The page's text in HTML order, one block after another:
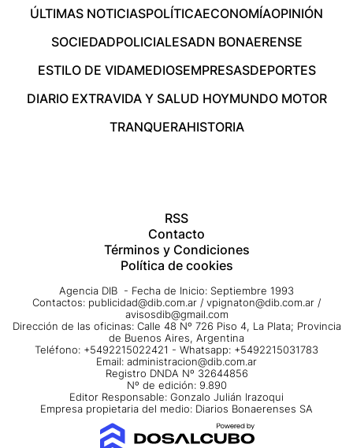
ÚLTIMAS NOTICIASPOLÍTICAECONOMÍAOPINIÓN
SOCIEDADPOLICIALESADN BONAERENSE
ESTILO DE VIDAMEDIOSEMPRESASDEPORTES
DIARIO EXTRAVIDA Y SALUD HOYMUNDO MOTOR
TRANQUERAHISTORIA
RSS
Contacto
Términos y Condiciones
Política de cookies
Agencia DIB - Fecha de Inicio: Septiembre 1993
Contactos: publicidad@dib.com.ar / vpignaton@dib.com.ar /
avisosdib@gmail.com
Dirección de las oficinas: Calle 48 Nº 726 Piso 4, La Plata; Provincia
de Buenos Aires, Argentina
Teléfono: +5492215022421 - Whatsapp: +5492215031783
Email: administracion@dib.com.ar
Registro DNDA Nº 32644856
Nº de edición: 9.890
Editor Responsable: Gonzalo Julián Irazoqui
Empresa propietaria del medio: Diarios Bonaerenses SA